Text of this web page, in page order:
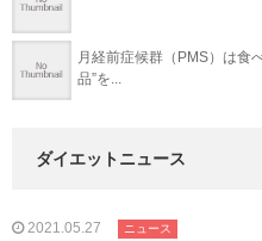
月経前症候群（PMS）は食
品”を...
ダイエットニュース
2021.05.27 ニュース